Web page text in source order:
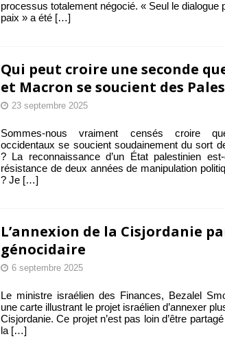
processus totalement négocié. « Seul le dialogue
paix » a été […]
Qui peut croire une seconde
et Macron se soucient des
23 septembre 2025
Sommes-nous vraiment censés croire
occidentaux se soucient soudainement du sort
? La reconnaissance d’un État palestinien
résistance de deux années de manipulation
? Je […]
L’annexion de la Cisjordanie
génocidaire
6 septembre 2025
Le ministre israélien des Finances, Bezalel
une carte illustrant le projet israélien d’annexer
Cisjordanie. Ce projet n’est pas loin d’être
la […]